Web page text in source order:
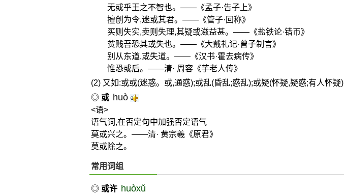
无或乎王之不智也。——《孟子·告子上》
擅创为令,迷或其君。——《管子·回称》
买则失实,卖则失理,其疑或滋益甚。——《盐铁论·错币》
贫贱吾恐其或失也。——《大戴礼记·曾子制言》
别从东道,或失道。——《汉书·霍去病传》
惟恐或后。——清· 周容《芋老人传》
(2) 又如:或或(迷惑。或,通惑);或乱(昏乱;惑乱);或疑(怀疑,疑惑;有人怀疑)
◎ 或 huò
<语>
语气词,在否定句中加强否定语气
莫或兴之。——清· 黄宗羲《原君》
莫或除之。
常用词组
◎ 或许 huòxǔ